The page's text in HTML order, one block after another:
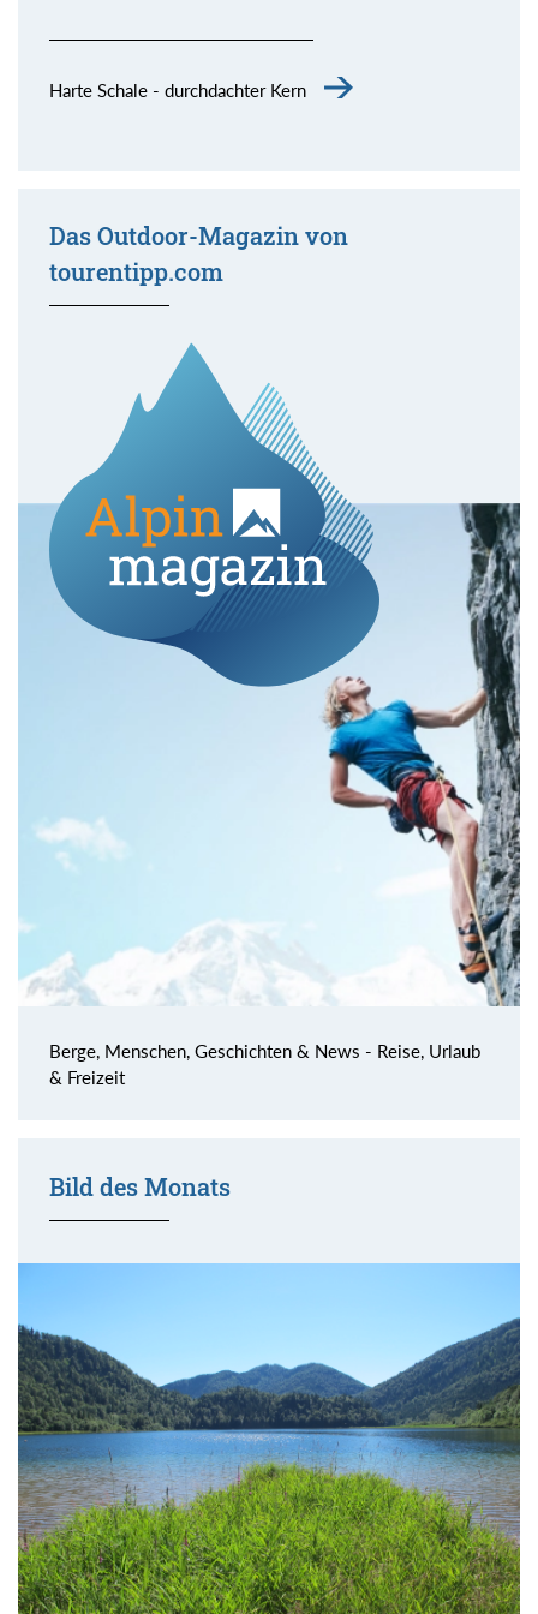
Harte Schale - durchdachter Kern
Das Outdoor-Magazin von
tourentipp.com
Berge, Menschen, Geschichten & News - Reise, Urlaub
& Freizeit
Bild des Monats